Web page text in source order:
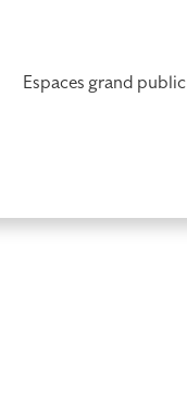
Espaces grand public